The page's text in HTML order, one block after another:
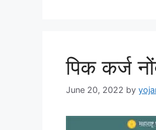
पिक कर्ज
June 20, 2022 by